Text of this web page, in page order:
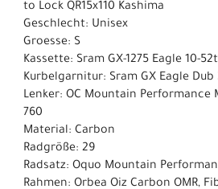
to Lock QR15x110 Kashima
Geschlecht: Unisex
Groesse: S
Kassette: Sram GX-1275 Eagle 10-
Kurbelgarnitur: Sram GX Eagle Dub
Lenker: OC Mountain Performance
760
Material: Carbon
Radgröße: 29
Radsatz: Oquo Mountain
Rahmen: Orbea Oiz Carbon OMR,